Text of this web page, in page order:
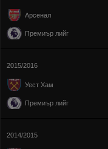
Арсенал
Премиър лийг
2015/2016
Уест Хам
Премиър лийг
2014/2015